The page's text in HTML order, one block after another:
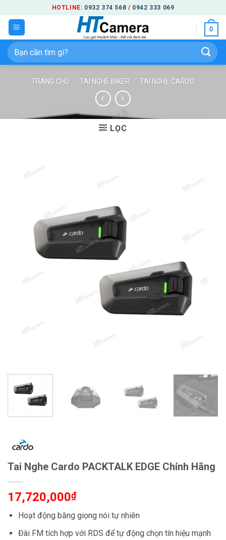
qua
nội
dung
HOTLINE: 0932 374 568 / 0942 333 069
0
Tìm
kiếm:
TRANG CHỦ / TAI NGHE BIKER / TAI NGHE CARDO
LỌC
Tai Nghe Cardo PACKTALK EDGE Chính Hãng
17,720,000₫
Hoạt động bằng giọng nói tự nhiên
Đài FM tích hợp với RDS để tự động chọn tín hiệu mạnh